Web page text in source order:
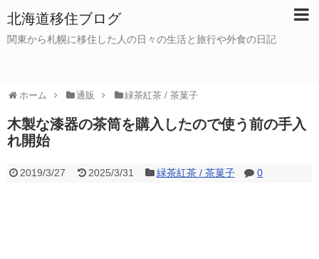
北海道移住ブログ
関東から札幌に移住した人の日々の生活と旅行や外食の日記
ホーム 通販 緑茶紅茶 / 茶菓子
木製な漆器の茶筒を購入したので使う前の手入
れ開始
2019/3/27 2025/3/31 緑茶紅茶 / 茶菓子 0